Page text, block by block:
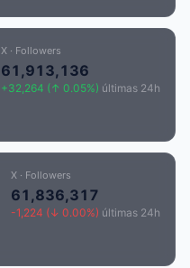
X · Followers
61,913,136
+32,264 (↑ 0.05%) últimas 24h
X · Followers
61,836,317
-1,224 (↓ 0.00%) últimas 24h